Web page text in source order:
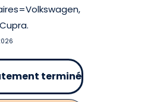
terminé